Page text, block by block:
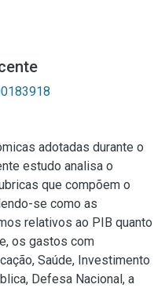
adotadas durante o
estudo analisa o
que compõem o
se como as
relativos ao PIB quanto
os gastos com
Saúde, Investimento
Defesa Nacional, a